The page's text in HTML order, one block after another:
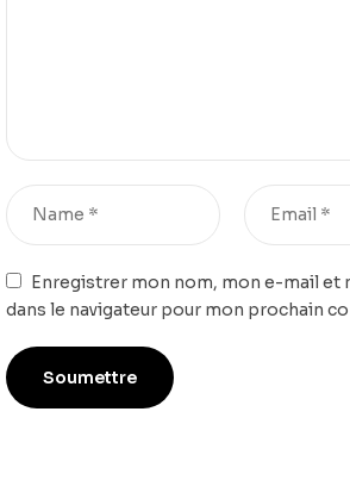
Enregistrer mon nom, mon e-mail et
dans le navigateur pour mon prochain